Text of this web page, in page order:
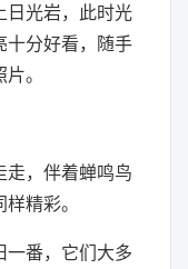
日光岩，此时光
十分好看，随手
。
走，伴着蝉鸣鸟
精彩。
一番，它们大多